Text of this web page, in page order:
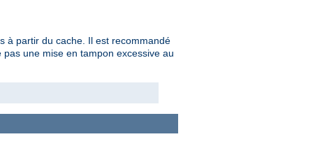
à partir du cache. Il est recommandé
pas une mise en tampon excessive au